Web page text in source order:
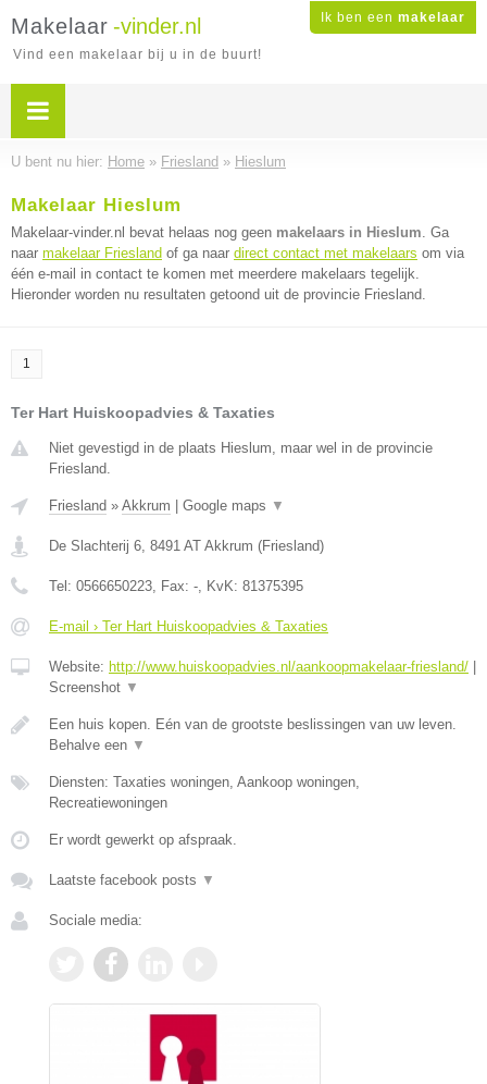
Ik ben een makelaar
Makelaar -vinder.nl
Vind een makelaar bij u in de buurt!
U bent nu hier: Home » Friesland » Hieslum
Makelaar Hieslum
Makelaar-vinder.nl bevat helaas nog geen makelaars in Hieslum. Ga
naar makelaar Friesland of ga naar direct contact met makelaars om via
één e-mail in contact te komen met meerdere makelaars tegelijk.
Hieronder worden nu resultaten getoond uit de provincie Friesland.
1
Ter Hart Huiskoopadvies & Taxaties
Niet gevestigd in de plaats Hieslum, maar wel in de provincie
Friesland.
Friesland » Akkrum Google maps ▼
De Slachterij 6, 8491 AT Akkrum (Friesland)
Tel: 0566650223, Fax: -, KvK: 81375395
E-mail › Ter Hart Huiskoopadvies & Taxaties
Website: http://www.huiskoopadvies.nl/aankoopmakelaar-friesland/
Screenshot ▼
Een huis kopen. Eén van de grootste beslissingen van uw leven.
Behalve een ▼
Diensten: Taxaties woningen, Aankoop woningen,
Recreatiewoningen
Er wordt gewerkt op afspraak.
Laatste facebook posts ▼
Sociale media: